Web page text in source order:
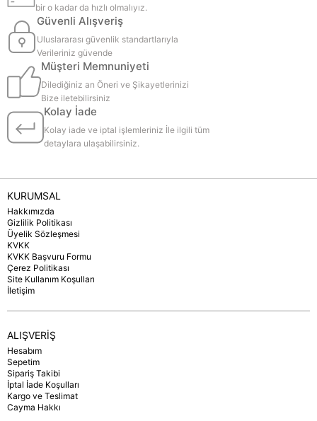
bir o kadar da hızlı olmalıyız.
Güvenli Alışveriş
Uluslararası güvenlik standartlarıyla
Verileriniz güvende
Müşteri Memnuniyeti
Dilediğiniz an Öneri ve Şikayetlerinizi
Bize iletebilirsiniz
Kolay İade
Kolay iade ve iptal işlemleriniz İle ilgili tüm
detaylara ulaşabilirsiniz.
KURUMSAL
Hakkımızda
Gizlilik Politikası
Üyelik Sözleşmesi
KVKK
KVKK Başvuru Formu
Çerez Politikası
Site Kullanım Koşulları
İletişim
ALIŞVERİŞ
Hesabım
Sepetim
Sipariş Takibi
İptal İade Koşulları
Kargo ve Teslimat
Cayma Hakkı